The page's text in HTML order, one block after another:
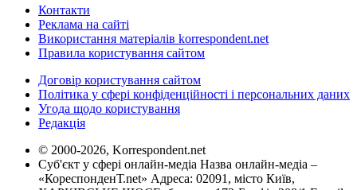
Контакти
Реклама на сайті
Використання матеріалів korrespondent.net
Правила користування сайтом
Договір користування сайтом
Політика у сфері конфіденційності і персональних даних
Угода щодо користування
Редакція
© 2000-2026, Korrespondent.net
Суб'єкт у сфері онлайн-медіа Назва онлайн-медіа –
«КореспонденТ.net» Адреса: 02091, місто Київ,